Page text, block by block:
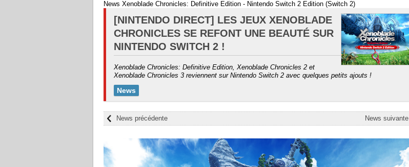
News Xenoblade Chronicles: Definitive Edition - Nintendo Switch 2 Edition (Switch 2)
[NINTENDO DIRECT] LES JEUX XENOBLADE
CHRONICLES SE REFONT UNE BEAUTÉ SUR
NINTENDO SWITCH 2 !
Xenoblade Chronicles: Definitive Edition, Xenoblade Chronicles 2 et
Xenoblade Chronicles 3 reviennent sur Nintendo Switch 2 avec quelques petits ajouts !
News
News suivante
News précédente